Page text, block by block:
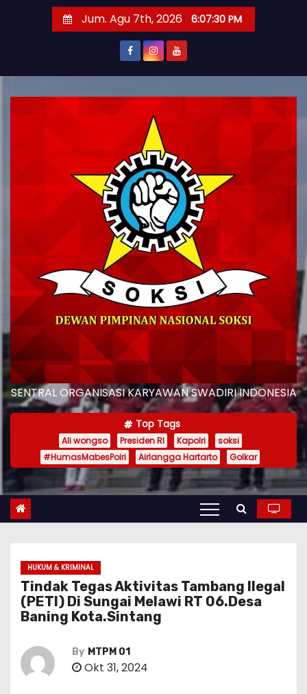
Jum. Agu 7th, 2026 6:07:31 PM
SENTRAL ORGANISASI KARYAWAN SWADIRI INDONESIA
Top Tags
Ali wongso Presiden RI Kapolri
soksi
#HumasMabesPolri
Airlangga Hartarto Golkar
HUKUM & KRIMINAL
Tindak Tegas Aktivitas Tambang Ilegal
(PETI) Di Sungai Melawi RT 06.Desa
Baning Kota.Sintang
By MTPM 01
Okt 31, 2024